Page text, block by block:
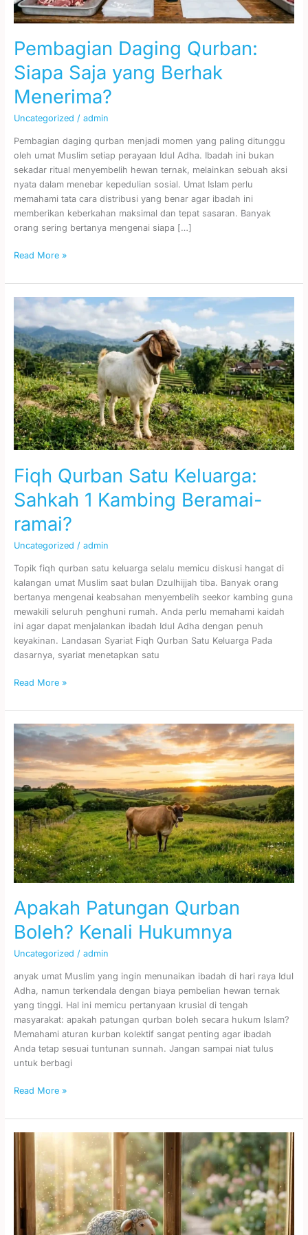
Pembagian Daging Qurban:
Siapa Saja yang Berhak
Menerima?
Uncategorized / admin
Pembagian daging qurban menjadi momen yang paling ditunggu
oleh umat Muslim setiap perayaan Idul Adha. Ibadah ini bukan
sekadar ritual menyembelih hewan ternak, melainkan sebuah aksi
nyata dalam menebar kepedulian sosial. Umat Islam perlu
memahami tata cara distribusi yang benar agar ibadah ini
memberikan keberkahan maksimal dan tepat sasaran. Banyak
orang sering bertanya mengenai siapa […]
Read More »
Fiqh Qurban Satu Keluarga:
Sahkah 1 Kambing Beramai-
ramai?
Uncategorized / admin
Topik fiqh qurban satu keluarga selalu memicu diskusi hangat di
kalangan umat Muslim saat bulan Dzulhijjah tiba. Banyak orang
bertanya mengenai keabsahan menyembelih seekor kambing guna
mewakili seluruh penghuni rumah. Anda perlu memahami kaidah
ini agar dapat menjalankan ibadah Idul Adha dengan penuh
keyakinan. Landasan Syariat Fiqh Qurban Satu Keluarga Pada
dasarnya, syariat menetapkan satu
Fiqh
Qurban
Satu
Keluarga:
Sahkah
1
Kambing
Beramai-
ramai?
Read More »
Apakah Patungan Qurban
Boleh? Kenali Hukumnya
Uncategorized / admin
anyak umat Muslim yang ingin menunaikan ibadah di hari raya Idul
Adha, namun terkendala dengan biaya pembelian hewan ternak
yang tinggi. Hal ini memicu pertanyaan krusial di tengah
masyarakat: apakah patungan qurban boleh secara hukum Islam?
Memahami aturan kurban kolektif sangat penting agar ibadah
Anda tetap sesuai tuntunan sunnah. Jangan sampai niat tulus
untuk berbagi
Apakah
Patungan
Qurban
Boleh?
Kenali
Hukumnya
Read More »
Tabungan
Supaya
Wacana